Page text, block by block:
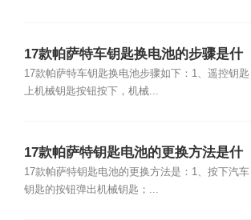
17款帕萨特车钥匙换电池的步骤是什
么？
17款帕萨特车钥匙换电池步骤如下：1、遥控钥匙
上机械钥匙按钮按下，机械...
17款帕萨特钥匙电池的更换方法是什
么？
17款帕萨特钥匙电池的更换方法是：1、按下汽车
钥匙的按钮弹出机械钥匙；...